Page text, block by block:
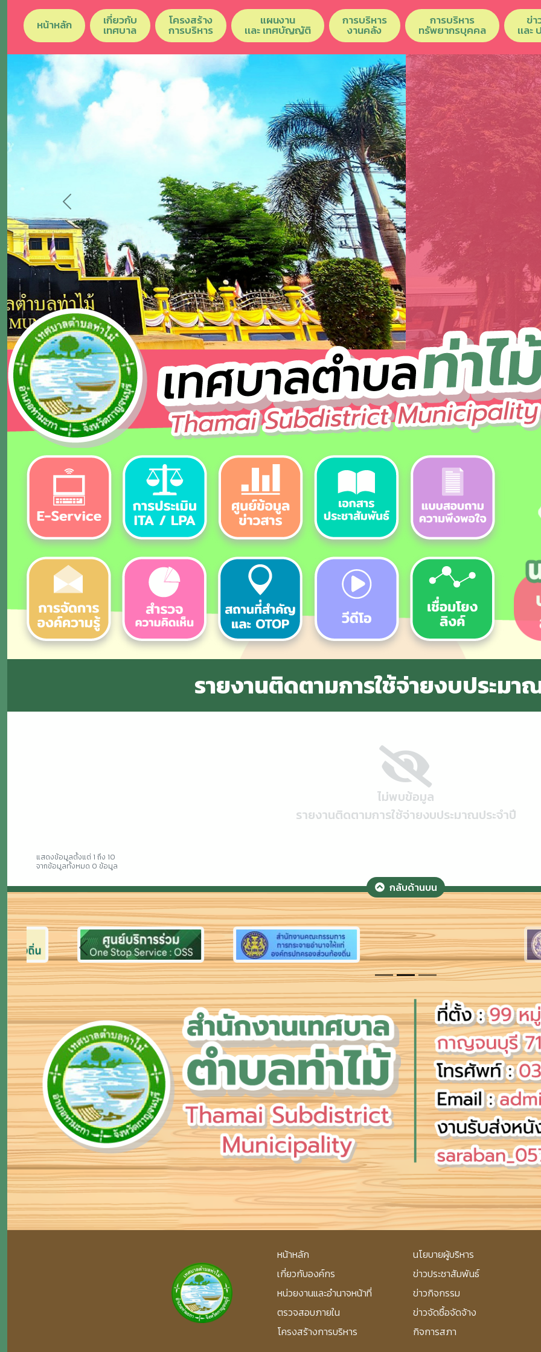
หน้าหลัก เกี่ยวกับ
เทศบาล
โครงสร้าง
การบริหาร
แผนงาน
เเละ เทศบัญญัติ
การบริหาร
งานคลัง
การบริหาร
ทรัพยากรบุคคล
ข่า
เเละ
Previous
รายงานติดตามการใช้จ่ายงบประมา
ไม่พบข้อมูล
รายงานติดตามการใช้จ่ายงบประมาณประจำปี
แสดงข้อมูลตั้งแต่ 1 ถึง 10
จากข้อมูลทั้งหมด 0 ข้อมูล
กลับด้านบน
Previous
หน้าหลัก
เกี่ยวกับองค์กร
หน่วยงานและอำนาจหน้าที่
ตรวจสอบภายใน
โครงสร้างการบริหาร
นโยบายผู้บริหาร
ข่าวประชาสัมพันธ์
ข่าวกิจกรรม
ข่าวจัดซื้อจัดจ้าง
กิจการสภา